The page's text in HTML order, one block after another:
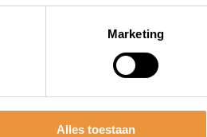
Marketing
Alles toestaan